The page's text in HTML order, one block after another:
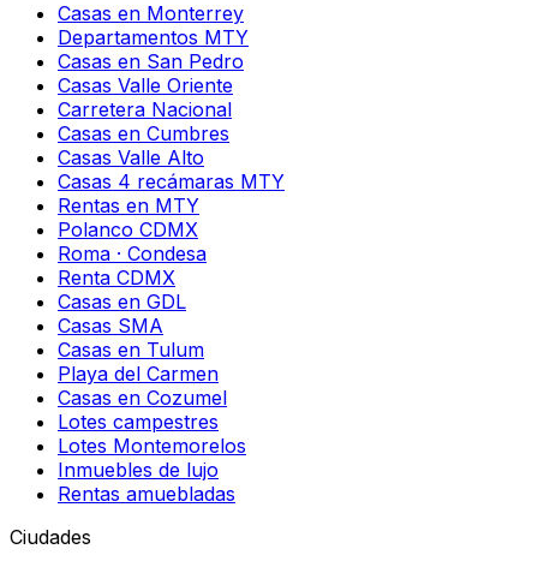
Casas en Monterrey
Departamentos MTY
Casas en San Pedro
Casas Valle Oriente
Carretera Nacional
Casas en Cumbres
Casas Valle Alto
Casas 4 recámaras MTY
Rentas en MTY
Polanco CDMX
Roma · Condesa
Renta CDMX
Casas en GDL
Casas SMA
Casas en Tulum
Playa del Carmen
Casas en Cozumel
Lotes campestres
Lotes Montemorelos
Inmuebles de lujo
Rentas amuebladas
Ciudades